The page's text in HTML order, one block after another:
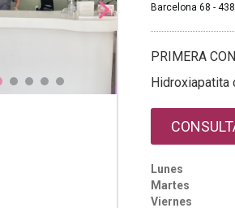
Barcelona 68 -
PRIMERA
Hidroxiapatita
Lunes
Martes
Viernes